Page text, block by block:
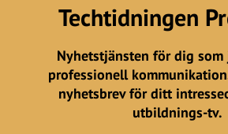
Techtidningen
Nyhetstjänsten för dig som
professionell
nyhetsbrev för ditt
utbildnings-tv.